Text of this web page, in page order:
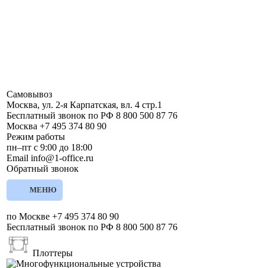
Самовывоз
Москва,ул. 2-я Карпатская, вл. 4 стр.1
Бесплатный звонок по РФ 8 800 500 87 76
Москва +7 495 374 80 90
Режим работы
пн–пт с 9:00 до 18:00
Email info@1-office.ru
Обратный звонок
МЕНЮ
по Москве +7 495 374 80 90
Бесплатный звонок по РФ 8 800 500 87 76
Плоттеры